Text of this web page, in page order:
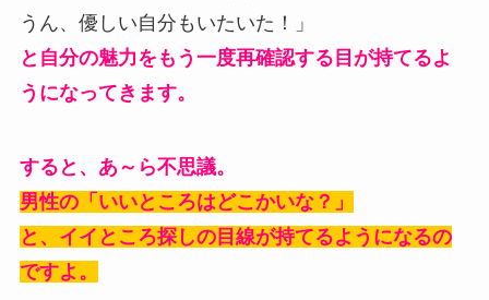
うん、優しい自分もいたいた！」
と自分の魅力をもう一度再確認する目が持てるよ
うになってきます。
すると、あ～ら不思議。
男性の「いいところはどこかいな？」
と、イイところ探しの目線が持てるようになるの
ですよ。